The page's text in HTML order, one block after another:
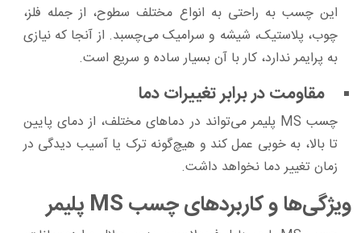
این چسب به راحتی به انواع مختلف سطوح، از جمله فلز،
چوب، پلاستیک، شیشه و سرامیک می‌چسبد. از آنجا که نیازی
به پرایمر ندارد، کار با آن بسیار ساده و سریع است.
مقاومت در برابر تغییرات دما
چسب MS پلیمر می‌تواند در دماهای مختلف، از دمای پایین
تا بالا، به خوبی عمل کند و هیچ‌گونه ترک یا آسیب دیدگی در
زمان تغییر دما نخواهد داشت.
ویژگی‌ها و کاربردهای چسب MS پلیمر